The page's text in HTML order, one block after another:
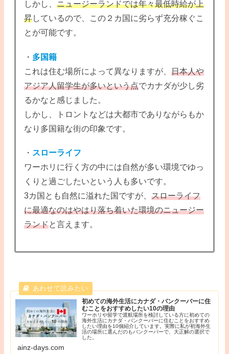
しかし、ニュージーランドでは年々最低時給が上
昇しているので、この２カ国に劣らず充分稼ぐこ
とが可能です。
・ 多国籍
これは住む場所によって異なりますが、日本人や
アジア人留学生が多いという点でカナダが少し劣
るかなと感じました。
しかし、トロントなどは大都市でありながらもか
なり多国籍な街の印象です。
・ スローライフ
ワーホリに行く方の中には自然が多い環境でゆっ
くりと過ごしたいという人も多いです。
3カ国とも自然に溢れた国ですが、スローライフ
に最適なのはやはり落ち着いた環境のニュージー
ランドと言えます。
初めての海外生活にカナダ・バンクーバーに住
むことをおすすめしたい10の理由
ワーホリや留学で渡航場所を検討している方に初めての
海外生活にカナダ・バンクーバーに住むことをおすすめ
したい理由を10個紹介しています。実際に私が初海外生
活の場所に選んだのもバンクーバーで、大正解の選択で
した。
ainz-days.com